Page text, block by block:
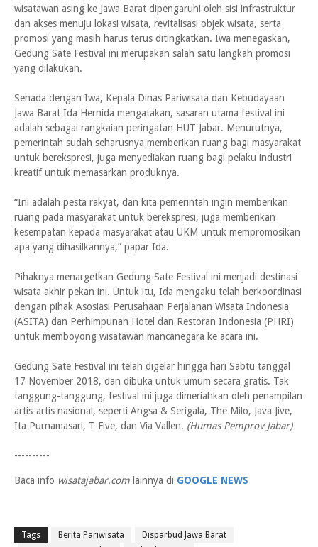
wisatawan asing ke Jawa Barat dipengaruhi oleh sisi infrastruktur
dan akses menuju lokasi wisata, revitalisasi objek wisata, serta
promosi yang masih harus terus ditingkatkan. Iwa menegaskan,
Gedung Sate Festival ini merupakan salah satu langkah promosi
yang dilakukan.
Senada dengan Iwa, Kepala Dinas Pariwisata dan Kebudayaan
Jawa Barat Ida Hernida mengatakan, sasaran utama festival ini
adalah sebagai rangkaian peringatan HUT Jabar. Menurutnya,
pemerintah sudah seharusnya memberikan ruang bagi masyarakat
untuk berekspresi, juga menyediakan ruang bagi pelaku industri
kreatif untuk memasarkan produknya.
“Ini adalah pesta rakyat, dan kita pemerintah ingin memberikan
ruang pada masyarakat untuk berekspresi, juga memberikan
kesempatan kepada masyarakat atau UKM untuk mempromosikan
apa yang dihasilkannya,” papar Ida.
Pihaknya menargetkan Gedung Sate Festival ini menjadi destinasi
wisata akhir pekan ini. Untuk itu, Ida mengaku telah berkoordinasi
dengan pihak Asosiasi Perusahaan Perjalanan Wisata Indonesia
(ASITA) dan Perhimpunan Hotel dan Restoran Indonesia (PHRI)
untuk memboyong wisatawan mancanegara ke acara ini.
Gedung Sate Festival ini telah digelar hingga hari Sabtu tanggal
17 November 2018, dan dibuka untuk umum secara gratis. Tak
tanggung-tanggung, festival ini juga dimeriahkan oleh penampilan
artis-artis nasional, seperti Angsa & Serigala, The Milo, Java Jive,
Ita Purnamasari, T-Five, dan Via Vallen. (Humas Pemprov Jabar)
----------
Baca info wisatajabar.com lainnya di GOOGLE NEWS
Tags Berita Pariwisata
Disparbud Jawa Barat